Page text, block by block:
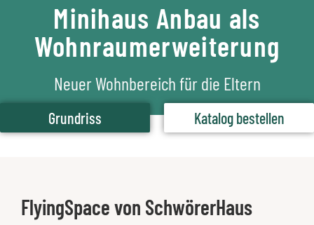
Minihaus Anbau als
Wohnraumerweiterung
Neuer Wohnbereich für die Eltern
Grundriss Katalog bestellen
FlyingSpace von SchwörerHaus